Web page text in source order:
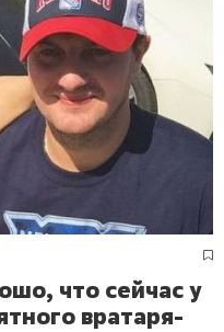
что сейчас у
вратаря-